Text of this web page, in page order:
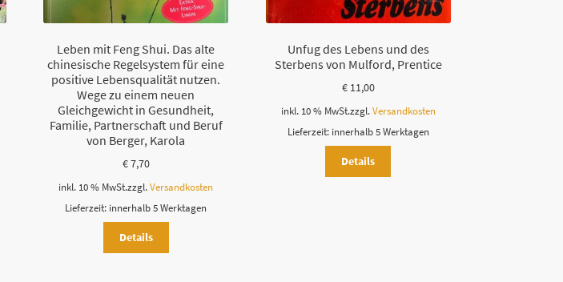
Leben mit Feng Shui. Das alte
chinesische Regelsystem für eine
positive Lebensqualität nutzen.
Wege zu einem neuen
Gleichgewicht in Gesundheit,
Familie, Partnerschaft und Beruf
von Berger, Karola
€7,70
inkl. 10 % MwSt.zzgl.Versandkosten
Lieferzeit: innerhalb 5 Werktagen
Details
Unfug des Lebens und des
Sterbens von Mulford, Prentice
€11,00
inkl. 10 % MwSt.zzgl. Versandkosten
Lieferzeit: innerhalb 5 Werktagen
Details